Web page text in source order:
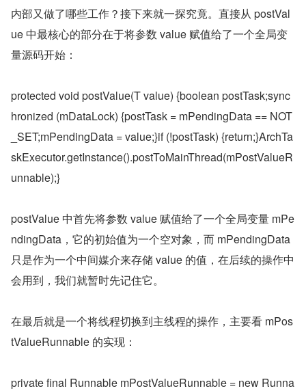
内部又做了哪些工作？接下来就一探究竟。直接从 postVal
ue 中最核心的部分在于将参数 value 赋值给了一个全局变
量源码开始：
protected void postValue(T value) {boolean postTask;sync
hronized (mDataLock) {postTask = mPendingData == NOT
_SET;mPendingData = value;}if (!postTask) {return;}ArchTa
skExecutor.getInstance().postToMainThread(mPostValueR
unnable);}
postValue 中首先将参数 value 赋值给了一个全局变量 mPe
ndingData，它的初始值为一个空对象，而 mPendingData
只是作为一个中间媒介来存储 value 的值，在后续的操作中
会用到，我们就暂时先记住它。
在最后就是一个将线程切换到主线程的操作，主要看 mPos
tValueRunnable 的实现：
private final Runnable mPostValueRunnable = new Runna